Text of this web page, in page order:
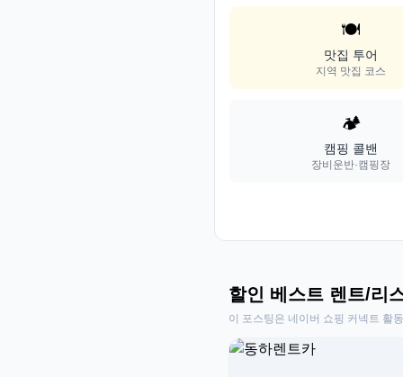
🍽️
맛집 투어
지역 맛집 코스
🏕️
캠핑 콜밴
장비운반·캠핑장
할인 베스트 렌트/리
이 포스팅은 네이버 쇼핑 커넥트 활